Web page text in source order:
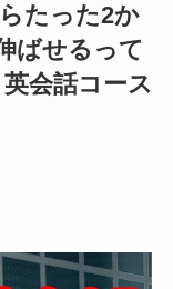
たった2か
ばせるって
会話コース